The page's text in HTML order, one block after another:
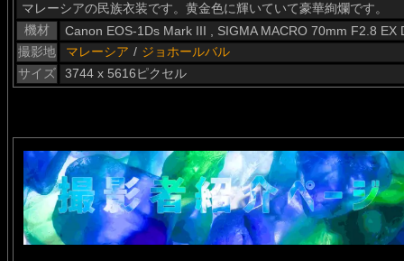
マレーシアの民族衣装です。黄金色に輝いていて豪華絢爛です。
機材
Canon EOS-1Ds Mark III , SIGMA MACRO 70mm F2.8 EX
撮影地
マレーシア / ジョホールバル
サイズ
3744 x 5616ピクセル